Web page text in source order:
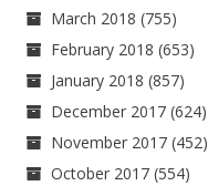
March 2018 (755)
February 2018 (653)
January 2018 (857)
December 2017 (624)
November 2017 (452)
October 2017 (554)